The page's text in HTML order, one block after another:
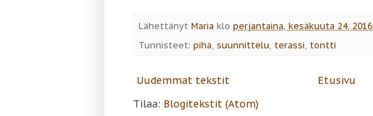
Lähettänyt Maria klo perjantaina, kesäkuuta 24, 2016
Tunnisteet: piha, suunnittelu, terassi, tontti
Uudemmat tekstit
Etusivu
Tilaa: Blogitekstit (Atom)